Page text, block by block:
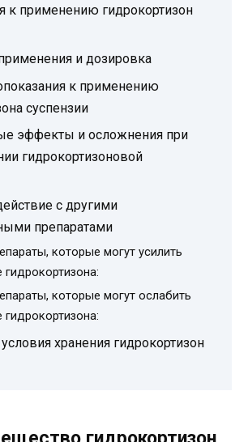
к применению гидрокортизон
и дозировка
к применению
суспензии
эффекты и осложнения при
гидрокортизоновой
с другими
препаратами
которые могут усилить
гидрокортизона:
которые могут ослабить
гидрокортизона:
хранения гидрокортизон